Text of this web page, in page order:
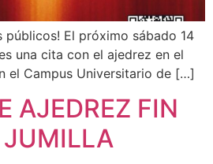
públicos! El próximo sábado 14
una cita con el ajedrez en el
el Campus Universitario de […]
AJEDREZ FIN
JUMILLA